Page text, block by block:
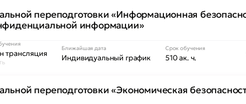
переподготовки «Информационная
информации»
трансляция
Ближайшая дата
Индивидуальный график
Срок обучения
510 ак. ч.
переподготовки «Экономическая